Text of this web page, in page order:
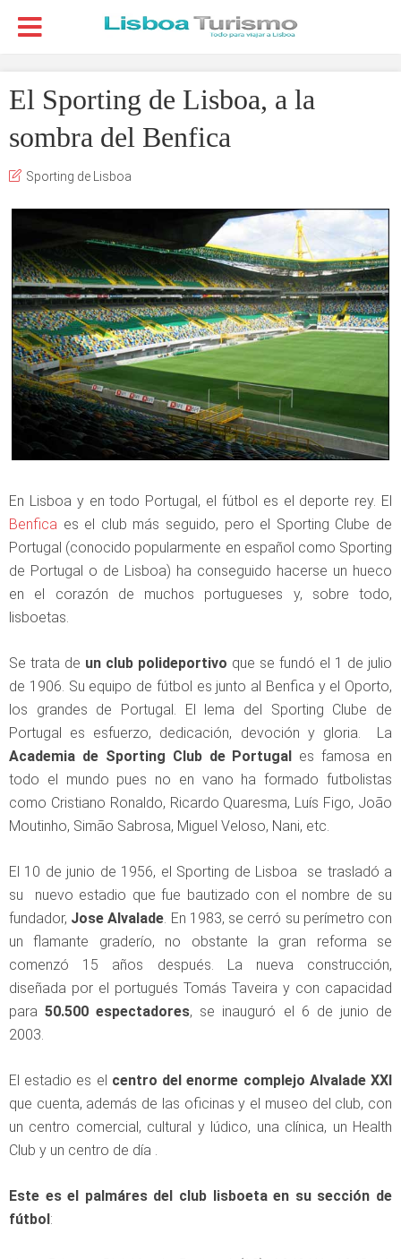
El Sporting de Lisboa, a la
sombra del Benfica
Sporting de Lisboa
En Lisboa y en todo Portugal, el fútbol es el deporte rey. El
Benfica es el club más seguido, pero el Sporting Clube de
Portugal (conocido popularmente en español como Sporting
de Portugal o de Lisboa) ha conseguido hacerse un hueco
en el corazón de muchos portugueses y, sobre todo,
lisboetas.
Se trata de un club polideportivo que se fundó el 1 de julio
de 1906. Su equipo de fútbol es junto al Benfica y el Oporto,
los grandes de Portugal. El lema del Sporting Clube de
Portugal es esfuerzo, dedicación, devoción y gloria. La
Academia de Sporting Club de Portugal
es famosa en
todo el mundo pues no en vano ha formado futbolistas
como Cristiano Ronaldo, Ricardo Quaresma, Luís Figo, João
Moutinho, Simão Sabrosa, Miguel Veloso, Nani, etc.
El 10 de junio de 1956, el Sporting de Lisboa se trasladó a
su nuevo estadio que fue bautizado con el nombre de su
fundador, Jose Alvalade. En 1983, se cerró su perímetro con
un flamante graderío, no obstante la gran reforma se
comenzó 15 años después. La nueva construcción,
diseñada por el portugués Tomás Taveira y con capacidad
para50.500 espectadores, se inauguró el 6 de junio de
2003.
El estadio es el centro del enorme complejo Alvalade XXI
que cuenta, además de las oficinas y el museo del club, con
un centro comercial, cultural y lúdico, una clínica, un Health
Club y un centro de día .
Este es el palmáres del club lisboeta en su sección de
fútbol :